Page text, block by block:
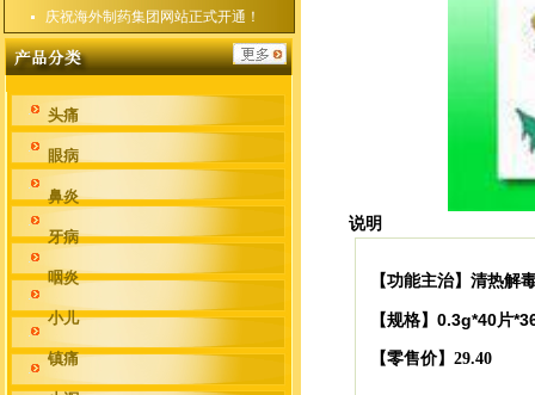
庆祝海外制药集团网站正式开通！
头痛
眼病
鼻炎
牙病
咽炎
小儿
镇痛
说明
【功能主治】 清热解
【规格】 0.3g*40片
【零售价】29.40